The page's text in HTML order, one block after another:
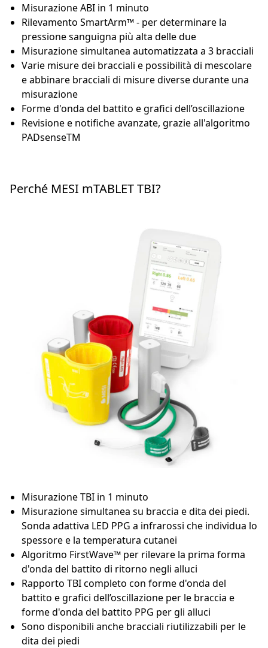
Misurazione ABI in 1 minuto
Rilevamento SmartArm™ - per determinare la
pressione sanguigna più alta delle due
Misurazione simultanea automatizzata a 3 bracciali
Varie misure dei bracciali e possibilità di mescolare
e abbinare bracciali di misure diverse durante una
misurazione
Forme d'onda del battito e grafici dell’oscillazione
Revisione e notifiche avanzate, grazie all'algoritmo
PADsenseTM
Perché MESI mTABLET TBI?
Misurazione TBI in 1 minuto
Misurazione simultanea su braccia e dita dei piedi.
Sonda adattiva LED PPG a infrarossi che individua lo
spessore e la temperatura cutanei
Algoritmo FirstWave™ per rilevare la prima forma
d'onda del battito di ritorno negli alluci
Rapporto TBI completo con forme d'onda del
battito e grafici dell’oscillazione per le braccia e
forme d'onda del battito PPG per gli alluci
Sono disponibili anche bracciali riutilizzabili per le
dita dei piedi